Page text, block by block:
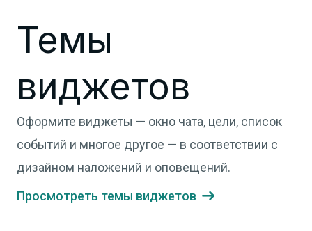
Темы
виджетов
Оформите виджеты — окно чата, цели, список
событий и многое другое — в соответствии с
дизайном наложений и оповещений.
Просмотреть темы виджетов 